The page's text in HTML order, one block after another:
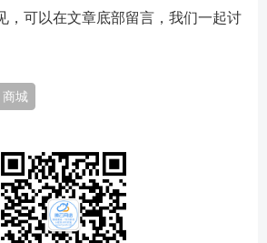
，可以在文章底部留言，我们一起讨
商城